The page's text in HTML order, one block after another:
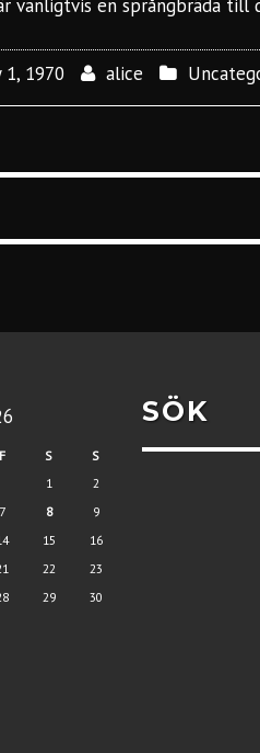
vanligtvis en språngbräda till
1, 1970 alice
F S
S
1
2
7 8
9
15
16
22
23
29
30
SÖK